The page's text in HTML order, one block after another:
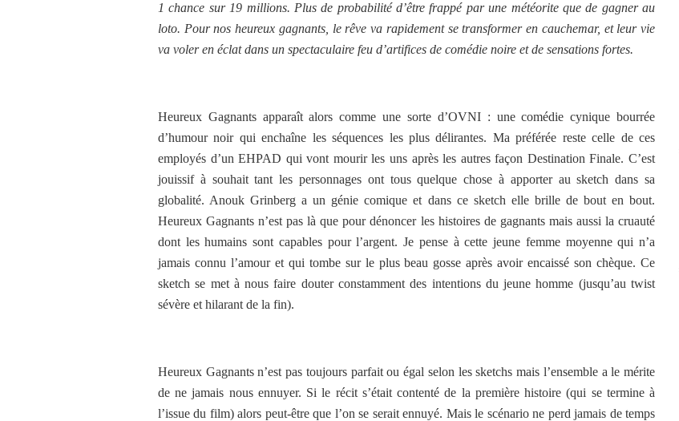
1 chance sur 19 millions. Plus de probabilité d’être frappé par une météorite que de gagner au
loto. Pour nos heureux gagnants, le rêve va rapidement se transformer en cauchemar, et leur vie
va voler en éclat dans un spectaculaire feu d’artifices de comédie noire et de sensations fortes.
Heureux Gagnants apparaît alors comme une sorte d’OVNI : une comédie cynique bourrée
d’humour noir qui enchaîne les séquences les plus délirantes. Ma préférée reste celle de ces
employés d’un EHPAD qui vont mourir les uns après les autres façon Destination Finale. C’est
jouissif à souhait tant les personnages ont tous quelque chose à apporter au sketch dans sa
globalité. Anouk Grinberg a un génie comique et dans ce sketch elle brille de bout en bout.
Heureux Gagnants n’est pas là que pour dénoncer les histoires de gagnants mais aussi la cruauté
dont les humains sont capables pour l’argent. Je pense à cette jeune femme moyenne qui n’a
jamais connu l’amour et qui tombe sur le plus beau gosse après avoir encaissé son chèque. Ce
sketch se met à nous faire douter constamment des intentions du jeune homme (jusqu’au twist
sévère et hilarant de la fin).
Heureux Gagnants n’est pas toujours parfait ou égal selon les sketchs mais l’ensemble a le mérite
de ne jamais nous ennuyer. Si le récit s’était contenté de la première histoire (qui se termine à
l’issue du film) alors peut-être que l’on se serait ennuyé. Mais le scénario ne perd jamais de temps